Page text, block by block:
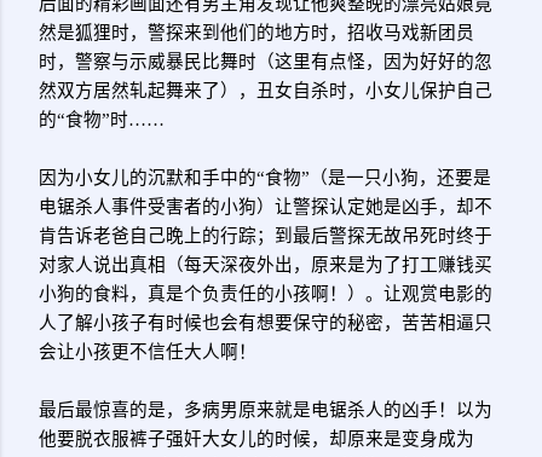
然是狐狸时，警探来到他们的地方时，招收马戏新团员
时，警察与示威暴民比舞时（这里有点怪，因为好好的忽
然双方居然轧起舞来了），丑女自杀时，小女儿保护自己
的“食物”时……
因为小女儿的沉默和手中的“食物”（是一只小狗，还要是
电锯杀人事件受害者的小狗）让警探认定她是凶手，却不
肯告诉老爸自己晚上的行踪；到最后警探无故吊死时终于
对家人说出真相（每天深夜外出，原来是为了打工赚钱买
小狗的食料，真是个负责任的小孩啊！）。让观赏电影的
人了解小孩子有时候也会有想要保守的秘密，苦苦相逼只
会让小孩更不信任大人啊！
最后最惊喜的是，多病男原来就是电锯杀人的凶手！以为
他要脱衣服裤子强奸大女儿的时候，却原来是变身成为